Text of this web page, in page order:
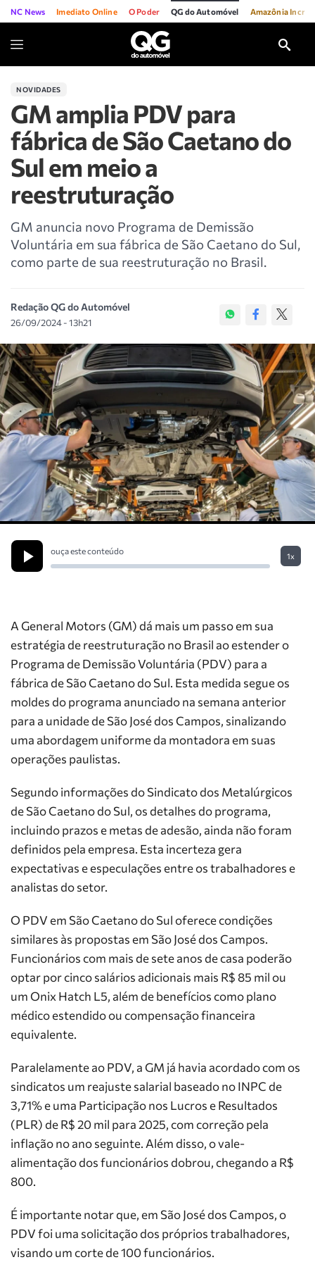
NC News Imediato Online O Poder QG do Automóvel Amazônia
NOVIDADES
GM amplia PDV para
fábrica de São Caetano do
Sul em meio a
reestruturação
GM anuncia novo Programa de Demissão
Voluntária em sua fábrica de São Caetano do Sul,
como parte de sua reestruturação no Brasil.
Redação QG do Automóvel
26/09/2024 - 13h21
ouça este conteúdo
1x
A General Motors (GM) dá mais um passo em sua
estratégia de reestruturação no Brasil ao estender o
Programa de Demissão Voluntária (PDV) para a
fábrica de São Caetano do Sul. Esta medida segue os
moldes do programa anunciado na semana anterior
para a unidade de São José dos Campos, sinalizando
uma abordagem uniforme da montadora em suas
operações paulistas.
Segundo informações do Sindicato dos Metalúrgicos
de São Caetano do Sul, os detalhes do programa,
incluindo prazos e metas de adesão, ainda não foram
definidos pela empresa. Esta incerteza gera
expectativas e especulações entre os trabalhadores e
analistas do setor.
O PDV em São Caetano do Sul oferece condições
similares às propostas em São José dos Campos.
Funcionários com mais de sete anos de casa poderão
optar por cinco salários adicionais mais R$ 85 mil ou
um Onix Hatch L5, além de benefícios como plano
médico estendido ou compensação financeira
equivalente.
Paralelamente ao PDV, a GM já havia acordado com os
sindicatos um reajuste salarial baseado no INPC de
3,71% e uma Participação nos Lucros e Resultados
(PLR) de R$ 20 mil para 2025, com correção pela
inflação no ano seguinte. Além disso, o vale-
alimentação dos funcionários dobrou, chegando a R$
800.
É importante notar que, em São José dos Campos, o
PDV foi uma solicitação dos próprios trabalhadores,
visando um corte de 100 funcionários.